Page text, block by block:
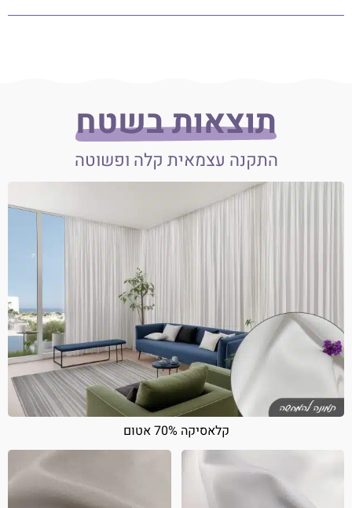
תוצאות בשטח
התקנה עצמאית קלה ופשוטה
קלאסיקה 70% אטום